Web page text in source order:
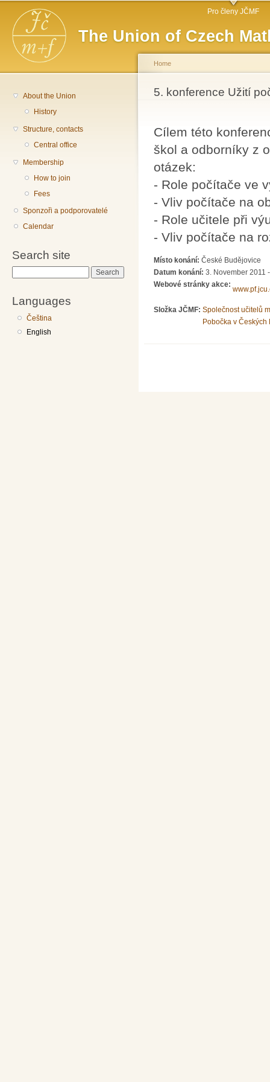
The Union of Czech
Main menu Pro členy JČMF
About the Union
History
Structure, contacts
Central office
Membership
How to join
Fees
Sponzoři a podporovatelé
Calendar
Search site
Languages
Čeština
English
You are here
Home
5. konference Užití
Cílem této
škol a odborníky z
otázek:
- Role počítače ve
- Vliv počítače na
- Role učitele při
- Vliv počítače na
Místo konání: České Budějovice
Datum konání: 3. November 2011
Webové stránky akce:
Složka JČMF: Společnost učitelů
Pobočka v